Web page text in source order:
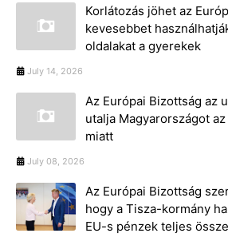
Korlátozás jöhet az
kevesebbet
oldalakat a gyerekek
July 14, 2026
Az Európai Bizottság az
utalja Magyarországot
miatt
July 08, 2026
Az Európai Bizottság
hogy a Tisza-kormány
EU-s pénzek teljes